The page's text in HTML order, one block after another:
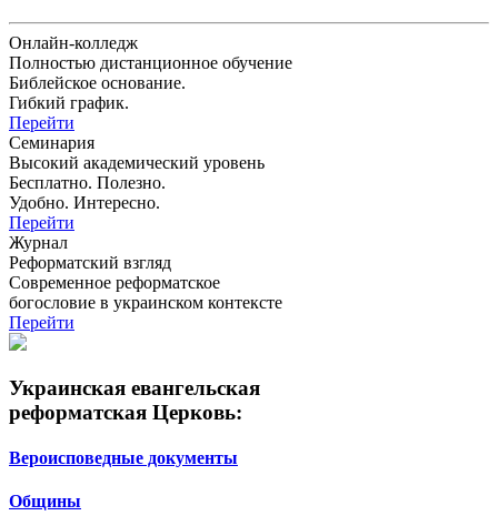
Онлайн-колледж
Полностью дистанционное обучение
Библейское основание.
Гибкий график.
Перейти
Семинария
Высокий академический уровень
Бесплатно. Полезно.
Удобно. Интересно.
Перейти
Журнал
Реформатский взгляд
Современное реформатское
богословие в украинском контексте
Перейти
Украинская евангельская
реформатская Церковь:
Вероисповедные документы
Общины